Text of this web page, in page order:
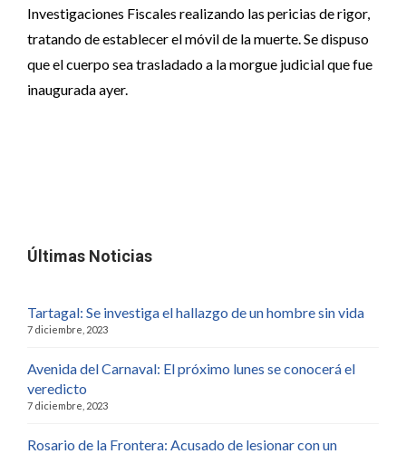
Investigaciones Fiscales realizando las pericias de rigor,
tratando de establecer el móvil de la muerte. Se dispuso
que el cuerpo sea trasladado a la morgue judicial que fue
inaugurada ayer.
Últimas Noticias
Tartagal: Se investiga el hallazgo de un hombre sin vida
7 diciembre, 2023
Avenida del Carnaval: El próximo lunes se conocerá el
veredicto
7 diciembre, 2023
Rosario de la Frontera: Acusado de lesionar con un